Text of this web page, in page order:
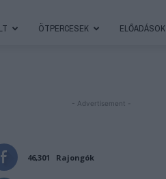
ÖTPERCESEK ELŐADÁSOK
- Advertisement -
46,301 Rajongók